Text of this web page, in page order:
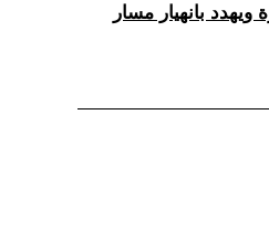
ويهدد بانهيار مسار